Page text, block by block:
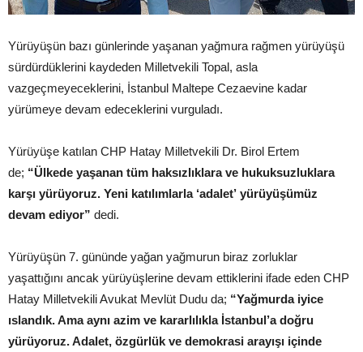
Yürüyüşün bazı günlerinde yaşanan yağmura rağmen yürüyüşü
sürdürdüklerini kaydeden Milletvekili Topal, asla
vazgeçmeyeceklerini, İstanbul Maltepe Cezaevine kadar
yürümeye devam edeceklerini vurguladı.
Yürüyüşe katılan CHP Hatay Milletvekili Dr. Birol Ertem
de; “Ülkede yaşanan tüm haksızlıklara ve hukuksuzluklara
karşı yürüyoruz. Yeni katılımlarla ‘adalet’ yürüyüşümüz
devam ediyor” dedi.
Yürüyüşün 7. gününde yağan yağmurun biraz zorluklar
yaşattığını ancak yürüyüşlerine devam ettiklerini ifade eden CHP
Hatay Milletvekili Avukat Mevlüt Dudu da; “Yağmurda iyice
ıslandık. Ama aynı azim ve kararlılıkla İstanbul’a doğru
yürüyoruz. Adalet, özgürlük ve demokrasi arayışı içinde